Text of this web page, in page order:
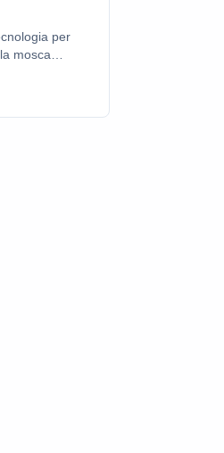
per
mosca
animale.